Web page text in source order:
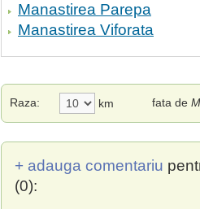
Manastirea Parepa
Manastirea Viforata
Raza: km fata de
+ adauga comentariu
(0):